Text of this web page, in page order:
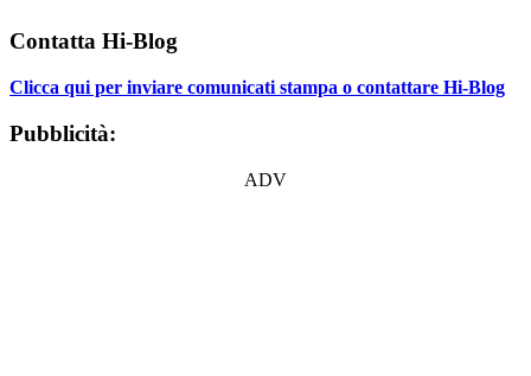
Contatta Hi-Blog
Clicca qui per inviare comunicati stampa o contattare Hi-Blog
Pubblicità:
ADV